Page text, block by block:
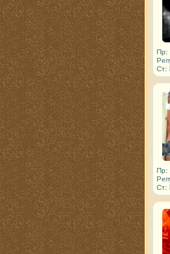
Пр:
Ст:
Пр:
Ст: